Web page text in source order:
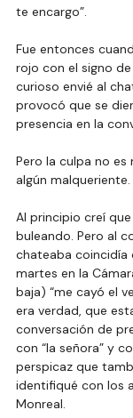
te encargo”.
Fue entonces
rojo con el signo
curioso envié al
provocó que se
presencia en la
Pero la culpa no es
algún malqueriente.
Al principio creí
buleando. Pero al
chateaba coincidía
martes en la
baja) “me cayó el
era verdad, que
conversación de
con “la señora” y
perspicaz que
identifiqué con los
Monreal.